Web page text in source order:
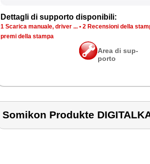
Det­ta­gli di sup­por­to di­spo­ni­bi­li:
1 Sca­ri­ca ma­nua­le, dri­ver ... • 2 Re­cen­sio­ni del­la
pre­mi del­la stam­pa
Area di sup­
por­to
Somikon Produkte